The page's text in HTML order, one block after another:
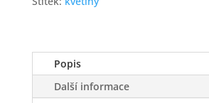
Anne
porcelán
množství
Popis
Další informace